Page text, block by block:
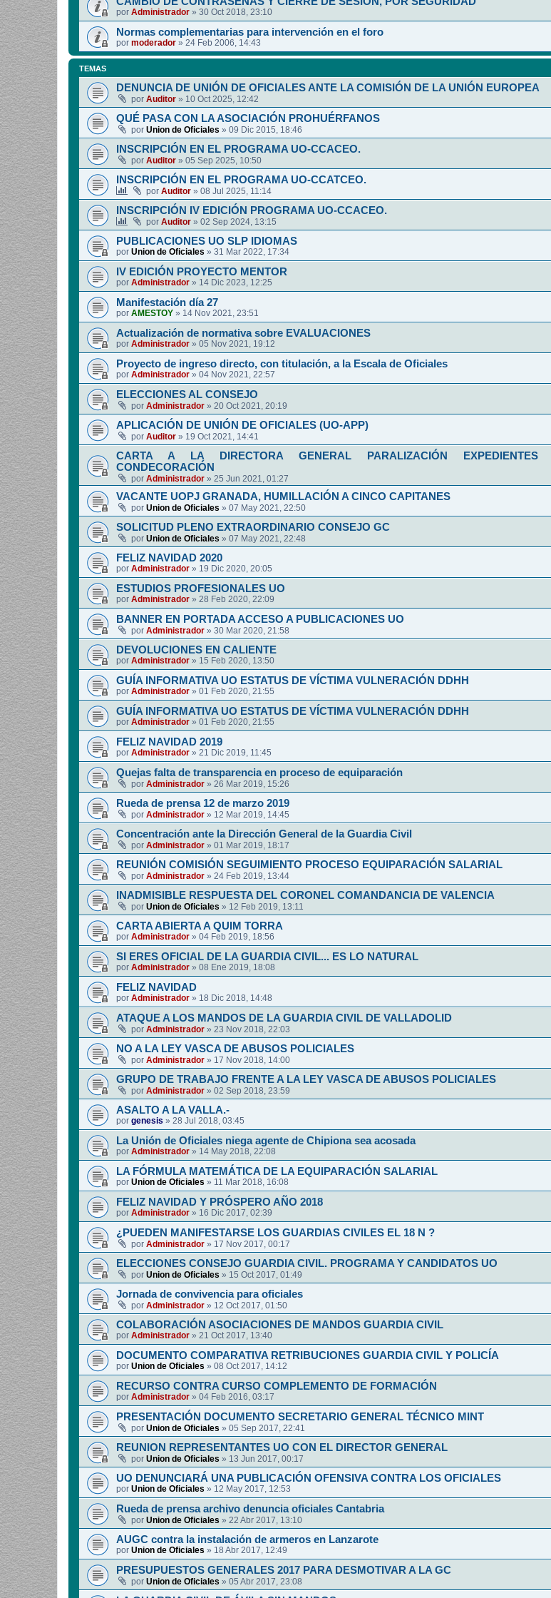
por Administrador » 30 Oct 2018, 23:10
Normas complementarias para intervención en el foro
por moderador » 24 Feb 2006, 14:43
TEMAS
DENUNCIA DE UNIÓN DE OFICIALES ANTE LA COMISIÓN DE LA UNIÓN EUROPEA
por Auditor » 10 Oct 2025, 12:42
QUÉ PASA CON LA ASOCIACIÓN PROHUÉRFANOS
por Union de Oficiales » 09 Dic 2015, 18:46
INSCRIPCIÓN EN EL PROGRAMA UO-CCACEO.
por Auditor » 05 Sep 2025, 10:50
INSCRIPCIÓN EN EL PROGRAMA UO-CCATCEO.
por Auditor » 08 Jul 2025, 11:14
INSCRIPCIÓN IV EDICIÓN PROGRAMA UO-CCACEO.
por Auditor » 02 Sep 2024, 13:15
PUBLICACIONES UO SLP IDIOMAS
por Union de Oficiales » 31 Mar 2022, 17:34
IV EDICIÓN PROYECTO MENTOR
por Administrador » 14 Dic 2023, 12:25
Manifestación día 27
por AMESTOY » 14 Nov 2021, 23:51
Actualización de normativa sobre EVALUACIONES
por Administrador » 05 Nov 2021, 19:12
Proyecto de ingreso directo, con titulación, a la Escala de Oficiales
por Administrador » 04 Nov 2021, 22:57
ELECCIONES AL CONSEJO
por Administrador » 20 Oct 2021, 20:19
APLICACIÓN DE UNIÓN DE OFICIALES (UO-APP)
por Auditor » 19 Oct 2021, 14:41
CARTA A LA DIRECTORA GENERAL PARALIZACIÓN EXPEDIENTES
CONDECORACIÓN
por Administrador » 25 Jun 2021, 01:27
VACANTE UOPJ GRANADA, HUMILLACIÓN A CINCO CAPITANES
por Union de Oficiales » 07 May 2021, 22:50
SOLICITUD PLENO EXTRAORDINARIO CONSEJO GC
por Union de Oficiales » 07 May 2021, 22:48
FELIZ NAVIDAD 2020
por Administrador » 19 Dic 2020, 20:05
ESTUDIOS PROFESIONALES UO
por Administrador » 28 Feb 2020, 22:09
BANNER EN PORTADA ACCESO A PUBLICACIONES UO
por Administrador » 30 Mar 2020, 21:58
DEVOLUCIONES EN CALIENTE
por Administrador » 15 Feb 2020, 13:50
GUÍA INFORMATIVA UO ESTATUS DE VÍCTIMA VULNERACIÓN DDHH
por Administrador » 01 Feb 2020, 21:55
GUÍA INFORMATIVA UO ESTATUS DE VÍCTIMA VULNERACIÓN DDHH
por Administrador » 01 Feb 2020, 21:55
FELIZ NAVIDAD 2019
por Administrador » 21 Dic 2019, 11:45
Quejas falta de transparencia en proceso de equiparación
por Administrador » 26 Mar 2019, 15:26
Rueda de prensa 12 de marzo 2019
por Administrador » 12 Mar 2019, 14:45
Concentración ante la Dirección General de la Guardia Civil
por Administrador » 01 Mar 2019, 18:17
REUNIÓN COMISIÓN SEGUIMIENTO PROCESO EQUIPARACIÓN SALARIAL
por Administrador » 24 Feb 2019, 13:44
INADMISIBLE RESPUESTA DEL CORONEL COMANDANCIA DE VALENCIA
por Union de Oficiales » 12 Feb 2019, 13:11
CARTA ABIERTA A QUIM TORRA
por Administrador » 04 Feb 2019, 18:56
SI ERES OFICIAL DE LA GUARDIA CIVIL... ES LO NATURAL
por Administrador » 08 Ene 2019, 18:08
FELIZ NAVIDAD
por Administrador » 18 Dic 2018, 14:48
ATAQUE A LOS MANDOS DE LA GUARDIA CIVIL DE VALLADOLID
por Administrador » 23 Nov 2018, 22:03
NO A LA LEY VASCA DE ABUSOS POLICIALES
por Administrador » 17 Nov 2018, 14:00
GRUPO DE TRABAJO FRENTE A LA LEY VASCA DE ABUSOS POLICIALES
por Administrador » 02 Sep 2018, 23:59
ASALTO A LA VALLA.-
por genesis » 28 Jul 2018, 03:45
La Unión de Oficiales niega agente de Chipiona sea acosada
por Administrador » 14 May 2018, 22:08
LA FÓRMULA MATEMÁTICA DE LA EQUIPARACIÓN SALARIAL
por Union de Oficiales » 11 Mar 2018, 16:08
FELIZ NAVIDAD Y PRÓSPERO AÑO 2018
por Administrador » 16 Dic 2017, 02:39
¿PUEDEN MANIFESTARSE LOS GUARDIAS CIVILES EL 18 N ?
por Administrador » 17 Nov 2017, 00:17
ELECCIONES CONSEJO GUARDIA CIVIL. PROGRAMA Y CANDIDATOS UO
por Union de Oficiales » 15 Oct 2017, 01:49
Jornada de convivencia para oficiales
por Administrador » 12 Oct 2017, 01:50
COLABORACIÓN ASOCIACIONES DE MANDOS GUARDIA CIVIL
por Administrador » 21 Oct 2017, 13:40
DOCUMENTO COMPARATIVA RETRIBUCIONES GUARDIA CIVIL Y POLICÍA
por Union de Oficiales » 08 Oct 2017, 14:12
RECURSO CONTRA CURSO COMPLEMENTO DE FORMACIÓN
por Administrador » 04 Feb 2016, 03:17
PRESENTACIÓN DOCUMENTO SECRETARIO GENERAL TÉCNICO MINT
por Union de Oficiales » 05 Sep 2017, 22:41
REUNION REPRESENTANTES UO CON EL DIRECTOR GENERAL
por Union de Oficiales » 13 Jun 2017, 00:17
UO DENUNCIARÁ UNA PUBLICACIÓN OFENSIVA CONTRA LOS OFICIALES
por Union de Oficiales » 12 May 2017, 12:53
Rueda de prensa archivo denuncia oficiales Cantabria
por Union de Oficiales » 22 Abr 2017, 13:10
AUGC contra la instalación de armeros en Lanzarote
por Union de Oficiales » 18 Abr 2017, 12:49
PRESUPUESTOS GENERALES 2017 PARA DESMOTIVAR A LA GC
por Union de Oficiales » 05 Abr 2017, 23:08